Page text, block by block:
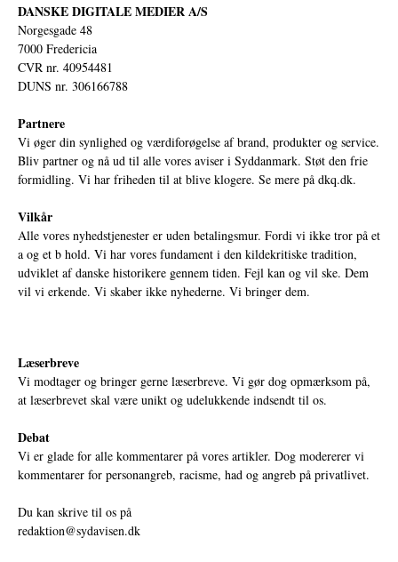
DANSKE DIGITALE MEDIER A/S
Norgesgade 48
7000 Fredericia
CVR nr. 40954481
DUNS nr. 306166788
Partnere
Vi øger din synlighed og værdiforøgelse af brand, produkter og service.
Bliv partner og nå ud til alle vores aviser i Syddanmark. Støt den frie
formidling. Vi har friheden til at blive klogere. Se mere på dkq.dk.
Vilkår
Alle vores nyhedstjenester er uden betalingsmur. Fordi vi ikke tror på et
a og et b hold. Vi har vores fundament i den kildekritiske tradition,
udviklet af danske historikere gennem tiden. Fejl kan og vil ske. Dem
vil vi erkende. Vi skaber ikke nyhederne. Vi bringer dem.
Læserbreve
Vi modtager og bringer gerne læserbreve. Vi gør dog opmærksom på,
at læserbrevet skal være unikt og udelukkende indsendt til os.
Debat
Vi er glade for alle kommentarer på vores artikler. Dog modererer vi
kommentarer for personangreb, racisme, had og angreb på privatlivet.
Du kan skrive til os på
redaktion@sydavisen.dk